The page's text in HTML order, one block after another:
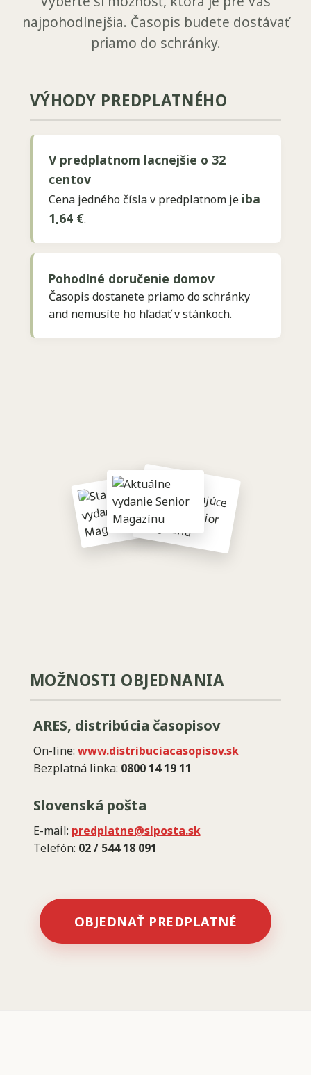
najpohodlnejšia. Časopis budete dostávať
priamo do schránky.
VÝHODY PREDPLATNÉHO
V predplatnom lacnejšie o 32
centov
Cena jedného čísla v predplatnom je iba
1,64 €.
Pohodlné doručenie domov
Časopis dostanete priamo do schránky
and nemusíte ho hľadať v stánkoch.
MOŽNOSTI OBJEDNANIA
ARES, distribúcia časopisov
On-line: www.distribuciacasopisov.sk
Bezplatná linka: 0800 14 19 11
Slovenská pošta
E-mail: predplatne@slposta.sk
Telefón: 02 / 544 18 091
OBJEDNAŤ PREDPLATNÉ